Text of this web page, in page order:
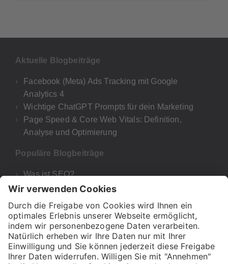
Aktuelle Blogbeiträge
Facebook (Meta) Ads Tracking mit Google
Analytics 4
Wichtige ChatGPT Prompts für dein Marketing
Page Speed & Core Web Vitals: Definition,
Analyse und Optimierung
Populäre Blogbeiträge
Was ist SEO?
Google Analytics 4
Was bedeutet E-A-T für deine SEO und Google?
H1, H2 & Co! – Wie wichtig sind Überschriften für
SEO?